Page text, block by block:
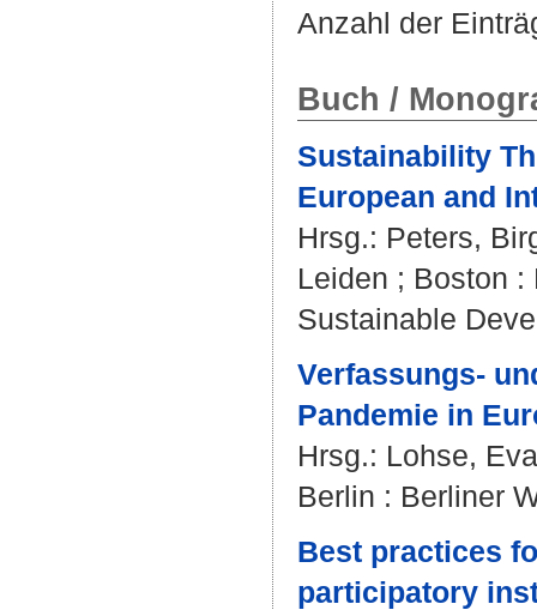
Anzahl der
Buch /
Sustainability
European and
Hrsg.: Peters,
Leiden ; Boston
Sustainable
Verfassungs-
Pandemie in
Hrsg.: Lohse,
Berlin : Berliner
Best practices
participatory